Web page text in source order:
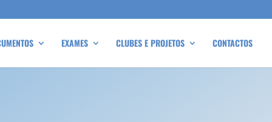
EXAMES CLUBES E PROJETOS CONTACTOS